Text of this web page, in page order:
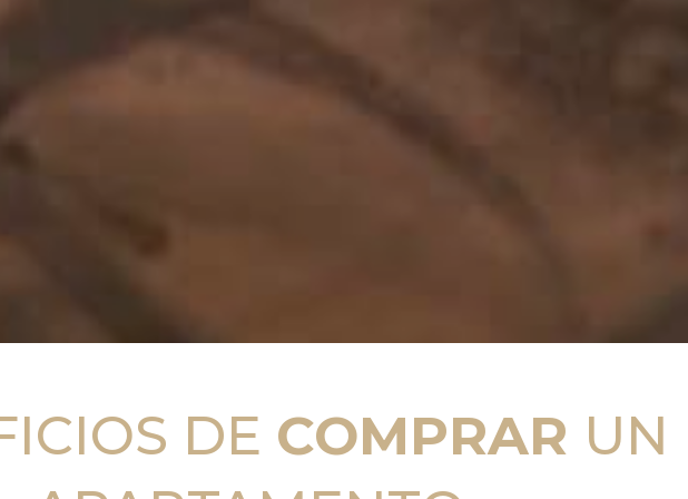
DE COMPRAR UN